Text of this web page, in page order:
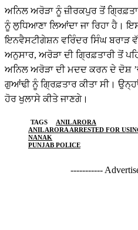
ਅਨਿਲ ਅਰੋੜਾ ਨੂੰ ਜ਼ੀਰਕਪੁਰ ਤੋਂ
ਨੂੰ ਲੁਧਿਆਣਾ ਲਿਆਂਦਾ ਜਾ ਰਿਹਾ ਹੈ। ਇਸ
ਇਨਵੈਸਟੀਗੇਸ਼ਨ ਵਰਿੰਦਰ ਸਿੰਘ ਬਰਾੜ
ਅਨੁਸਾਰ, ਅਰੋੜਾ ਦੀ ਗ੍ਰਿਫ਼ਤਾਰੀ ਤੋਂ
ਅਨਿਲ ਅਰੋੜਾ ਦੀ ਮਦਦ ਕਰਨ ਦੇ ਦੋਸ਼
ਗੁਆਂਢੀ ਨੂੰ ਗ੍ਰਿਫ਼ਤਾਰ ਕੀਤਾ ਸੀ।
ਹੋਰ ਖੁਲਾਸੇ ਕੀਤੇ ਜਾਣਗੇ।
TAGS
ANIL ARORA
ANIL ARORA ARRESTED FOR
NANAK
PUNJAB POLICE
-----------